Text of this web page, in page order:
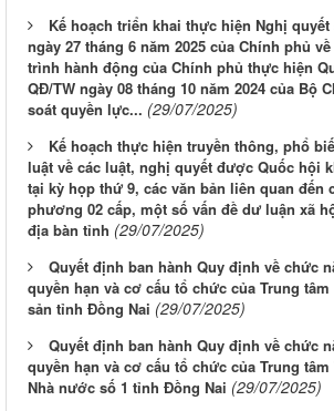
Kế hoạch triển khai thực hiện Nghị quyết
ngày 27 tháng 6 năm 2025 của Chính phủ
trình hành động của Chính phủ thực hiện
QĐ/TW ngày 08 tháng 10 năm 2024 của Bộ
soát quyền lực... (29/07/2025)
Kế hoạch thực hiện truyền thông, phổ
luật về các luật, nghị quyết được Quốc hội
tại kỳ họp thứ 9, các văn bản liên quan đến
phương 02 cấp, một số vấn đề dư luận xã
địa bàn tỉnh (29/07/2025)
Quyết định ban hành Quy định về chức
quyền hạn và cơ cấu tổ chức của Trung
sản tỉnh Đồng Nai (29/07/2025)
Quyết định ban hành Quy định về chức
quyền hạn và cơ cấu tổ chức của Trung
Nhà nước số 1 tỉnh Đồng Nai (29/07/2025)